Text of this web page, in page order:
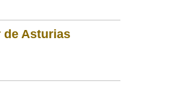
de Asturias